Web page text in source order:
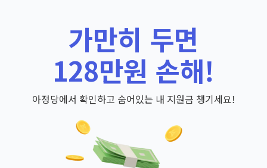
가만히 두면
128만원 손해!
아정당에서 확인하고 숨어있는 내 지원금 챙기세요!